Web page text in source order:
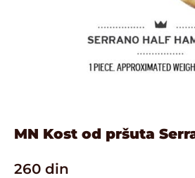
MN Kost od pršuta
260 din